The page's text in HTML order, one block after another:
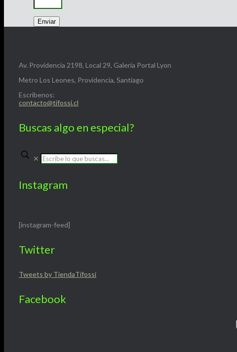
Av. Providencia 2198, Local 29, Galería Portal Lyon
Metro Los Leones, Providencia, Santiago
Escríbenos:
contacto@tifossi.cl
Buscas algo en especial?
✕
Instagram
[instagram-feed]
Twitter
Tweets by TiendaTifossi
Facebook